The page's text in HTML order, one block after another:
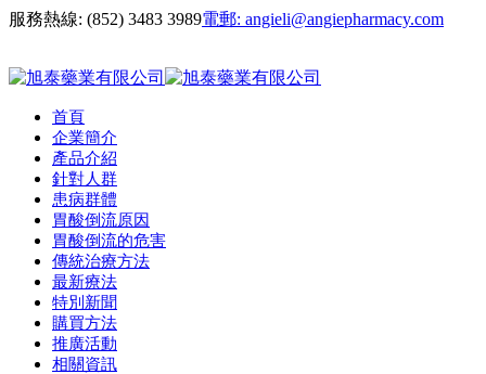
服務熱線: (852) 3483 3989電郵: angieli@angiepharmacy.com
首頁
企業簡介
產品介紹
針對人群
患病群體
胃酸倒流原因
胃酸倒流的危害
傳統治療方法
最新療法
特別新聞
購買方法
推廣活動
相關資訊